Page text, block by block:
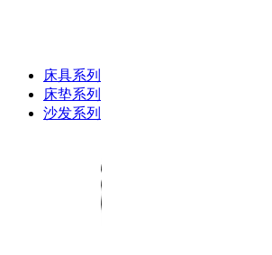
床具系列
床垫系列
沙发系列